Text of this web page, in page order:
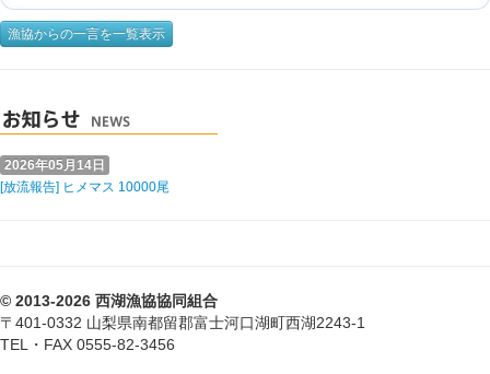
漁協からの一言を一覧表示
2026年05月14日
[放流報告] ヒメマス 10000尾
© 2013-2026 西湖漁協協同組合
〒401-0332 山梨県南都留郡富士河口湖町西湖2243-1
TEL・FAX 0555-82-3456